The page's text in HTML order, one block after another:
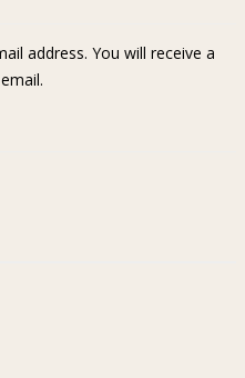
address. You will receive a